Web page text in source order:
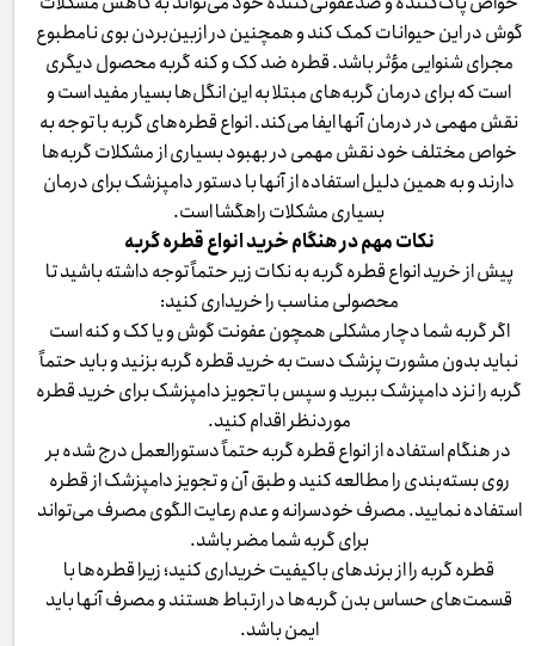
گوش در این حیوانات کمک کند و همچنین در ازبین‌بردن بوی نامطبوع
مجرای شنوایی مؤثر باشد. قطره ضد کک و کنه گربه محصول دیگری
است که برای درمان گربه‌های مبتلا به این انگل‌ها بسیار مفید است و
نقش مهمی در درمان آنها ایفا می‌کند. انواع قطره‌های گربه با توجه به
خواص مختلف خود نقش مهمی در بهبود بسیاری از مشکلات گربه‌ها
دارند و به همین دلیل استفاده از آنها با دستور دامپزشک برای درمان
بسیاری مشکلات راهگشا است.
نکات مهم در هنگام خرید انواع قطره گربه
پیش از خرید انواع قطره گربه به نکات زیر حتماً توجه داشته باشید تا
محصولی مناسب را خریداری کنید:
اگر گربه شما دچار مشکلی همچون عفونت گوش و یا کک و کنه است
نباید بدون مشورت پزشک دست به خرید قطره گربه بزنید و باید حتماً
گربه را نزد دامپزشک ببرید و سپس با تجویز دامپزشک برای خرید قطره
موردنظر اقدام کنید.
در هنگام استفاده از انواع قطره گربه حتماً دستورالعمل درج شده بر
روی بسته‌بندی را مطالعه کنید و طبق آن و تجویز دامپزشک از قطره
استفاده نمایید. مصرف خودسرانه و عدم رعایت الگوی مصرف می‌تواند
برای گربه شما مضر باشد.
قطره گربه را از برندهای باکیفیت خریداری کنید؛ زیرا قطره‌ها با
قسمت‌های حساس بدن گربه‌ها در ارتباط هستند و مصرف آنها باید
ایمن باشد.